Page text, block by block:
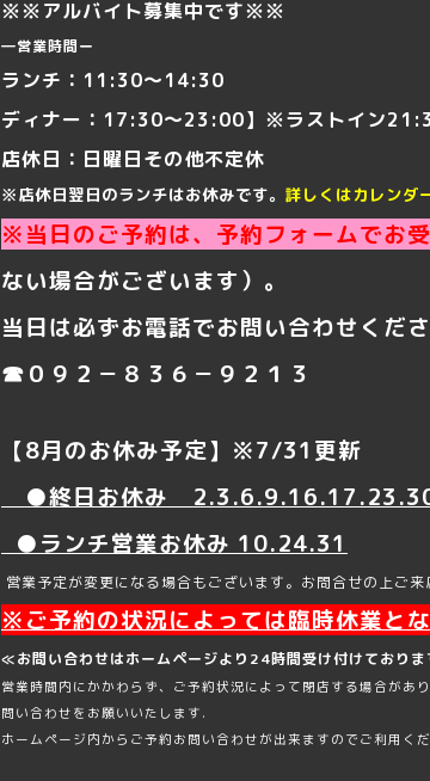
※※アルバイト募集中です※※
―営業時間ー
ランチ：11:30～14:30
ディナー：17:30～23:00】※ラストイン
店休日：日曜日その他不定休
※店休日翌日のランチはお休みです。 詳しくはカレンダ
※当日のご予約は、予約フォームでお
ない場合がございます）。
当日は必ずお電話でお問い合わせくだ
☎０９２－８３６－９２１３
【8月のお休み予定】※7/31 更新
●終日お休み 2.3.6
●ランチ営業お休み 10.24.31
営業予定が変更になる場合もございます。お問合せの上ご来
※ご予約の状況によっては臨時休業とな
≪お問い合わせはホームページより24時間受け付けており
営業時間内にかかわらず、ご予約状況によって閉店する場合があ
問い合わせをお願いいたします.
ホームページ内からご予約お問い合わせが出来ますのでご利用くだ